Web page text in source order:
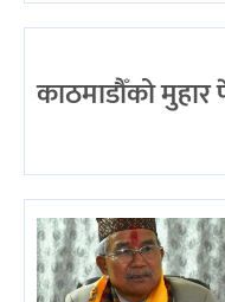
काठमाडौँको